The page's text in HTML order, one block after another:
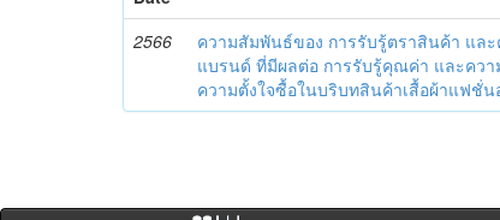
2566
ความสัมพันธ์ของ การรับรู้ตราสินค้า แล
แบรนด์ ที่มีผลต่อ การรับรู้คุณค่า และคว
ความตั้งใจซื้อในบริบทสินค้าเสื้อผ้าแฟชั่